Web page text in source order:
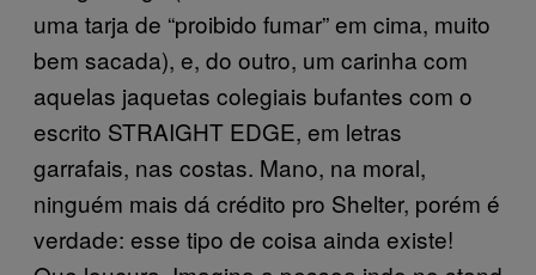
uma tarja de “proibido fumar” em cima, muito
bem sacada), e, do outro, um carinha com
aquelas jaquetas colegiais bufantes com o
escrito STRAIGHT EDGE, em letras
garrafais, nas costas. Mano, na moral,
ninguém mais dá crédito pro Shelter, porém é
verdade: esse tipo de coisa ainda existe!